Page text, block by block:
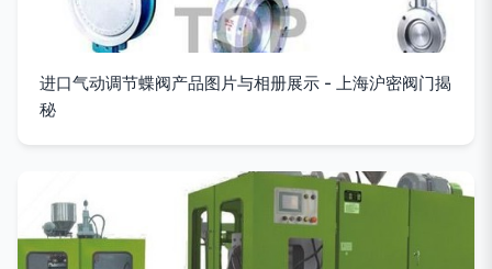
进口气动调节蝶阀产品图片与相册展示 - 上海沪密阀门揭
秘